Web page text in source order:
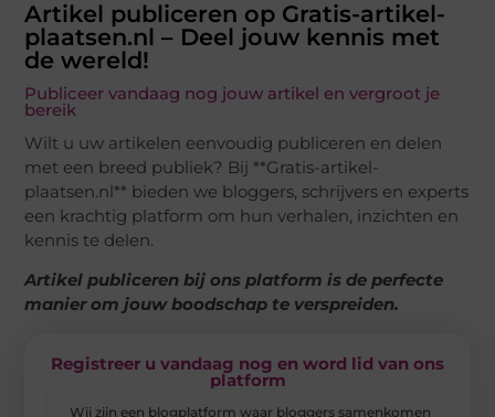
Artikel publiceren op Gratis-artikel-
plaatsen.nl – Deel jouw kennis met
de wereld!
Publiceer vandaag nog jouw artikel en vergroot je
bereik
Wilt u uw artikelen eenvoudig publiceren en delen
met een breed publiek? Bij **Gratis-artikel-
plaatsen.nl** bieden we bloggers, schrijvers en experts
een krachtig platform om hun verhalen, inzichten en
kennis te delen.
Artikel publiceren bij ons platform is de perfecte
manier om jouw boodschap te verspreiden.
Registreer u vandaag nog en word lid van ons
platform
Wij zijn een blogplatform waar bloggers samenkomen